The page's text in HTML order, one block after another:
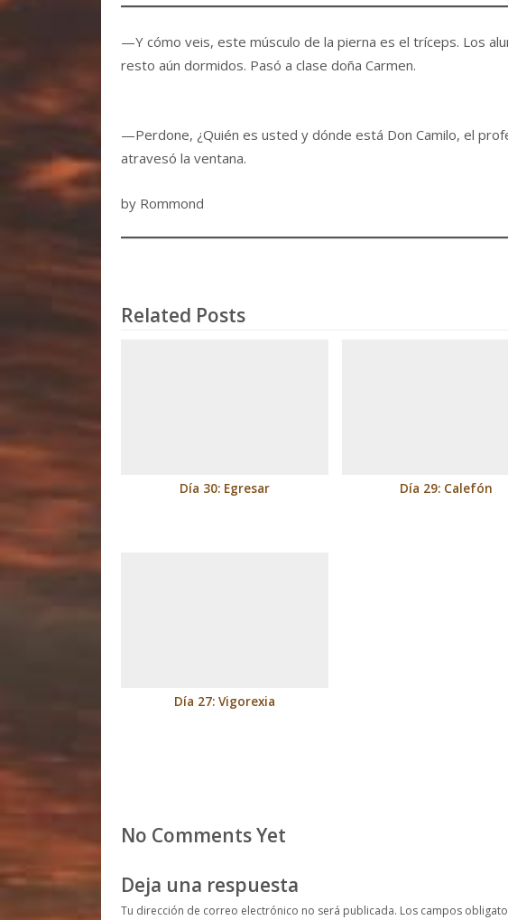
—Y cómo veis, este músculo de la pierna es el tríceps. Los
resto aún dormidos. Pasó a clase doña Carmen.
—Perdone, ¿Quién es usted y dónde está Don Camilo, el
atravesó la ventana.
by Rommond
Related Posts
Día 30: Egresar Día 29: Calefón
Día 27: Vigorexia
No Comments Yet
Deja una respuesta
Tu dirección de correo electrónico no será publicada. Los campos